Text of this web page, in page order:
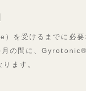
受けるまでに必要
の間に、
ます。